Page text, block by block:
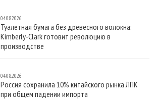
04.08.2026
Туалетная бумага без древесного волокна:
Kimberly-Clark готовит революцию в
производстве
04.08.2026
Россия сохранила 10% китайского рынка ЛПК
при общем падении импорта